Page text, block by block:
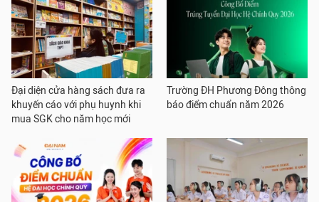
Đại diện cửa hàng sách đưa ra
khuyến cáo với phụ huynh khi
mua SGK cho năm học mới
Trường ĐH Phương Đông thông
báo điểm chuẩn năm 2026